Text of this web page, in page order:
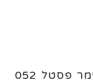
היה הראשון לכתוב סקירה “גיימר פסטל 052